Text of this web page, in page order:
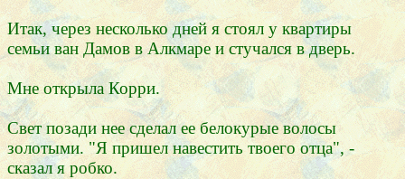
Итак, через несколько дней я стоял у квартиры
семьи ван Дамов в Алкмаре и стучался в дверь.
Мне открыла Корри.
Свет позади нее сделал ее белокурые волосы
золотыми. "Я пришел навестить твоего отца", -
сказал я робко.